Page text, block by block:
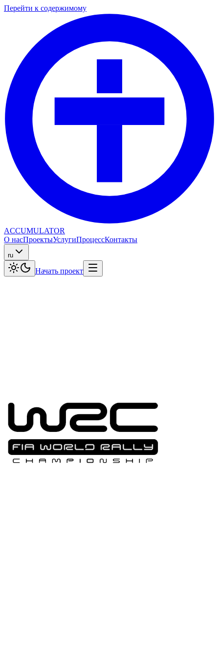
Перейти к содержимому
ACCUMULATOR
О насПроектыУслугиПроцессКонтакты
ru
Начать проект